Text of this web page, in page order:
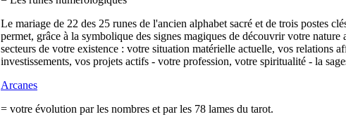
Le mariage de 22 des 25 runes de l'ancien alphabet sacré et de trois postes
permet, grâce à la symbolique des signes magiques de découvrir votre
secteurs de votre existence : votre situation matérielle actuelle, vos relations
investissements, vos projets actifs - votre profession, votre spiritualité - la
Arcanes
= votre évolution par les nombres et par les 78 lames du tarot.